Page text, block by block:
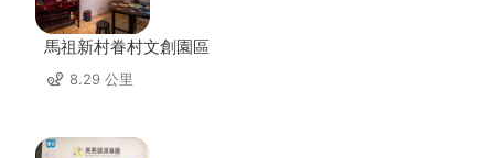
馬祖新村眷村文創園區
8.29 公里